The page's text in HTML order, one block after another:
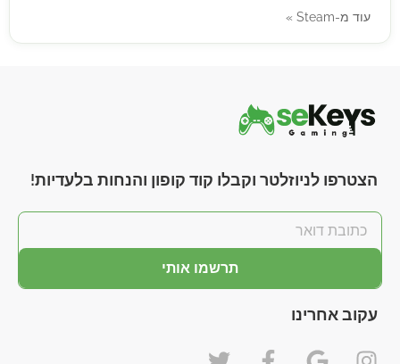
עוד מ-Steam »
הצטרפו לניוזלטר וקבלו קוד קופון והנחות בלעדיות!
תרשמו אותי
עקוב אחרינו